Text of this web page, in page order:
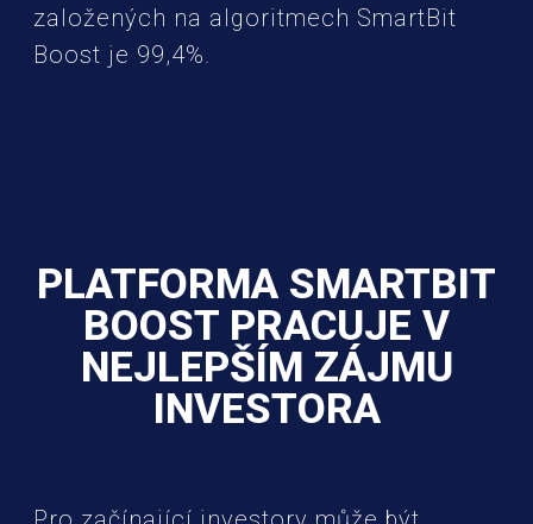
založených na algoritmech SmartBit
Boost je 99,4%.
PLATFORMA SMARTBIT
BOOST PRACUJE V
NEJLEPŠÍM ZÁJMU
INVESTORA